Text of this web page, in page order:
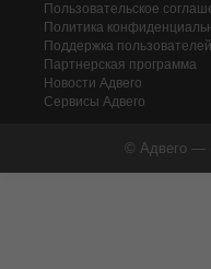
Пользовательское
Политика
Поддержка пользователей
Партнерская программа
Новости Адвего
Сервисы Адвего
© Адвего —